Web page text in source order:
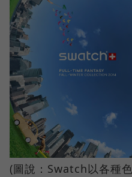
(圖說：Swatch以各種